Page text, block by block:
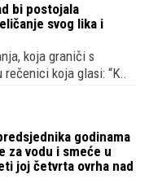
bi postojala
svog lika i
koja graniči s
koja glasi: “K..
godinama
za vodu i smeće u
joj četvrta ovrha nad